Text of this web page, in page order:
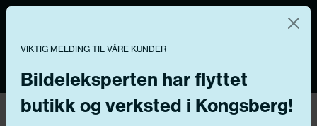
Vi og våre forretningspartnere bruker teknologier,
inkludert informasjonskapsler/«cookies» til å samle
informasjon om deg for forskjellige formål, inkludert:
Funksjonelle, Statistiske, Markedsføring
VIKTIG MELDING TIL VÅRE KUNDER
Bildeleksperten har flyttet
butikk og verksted i Kongsberg!